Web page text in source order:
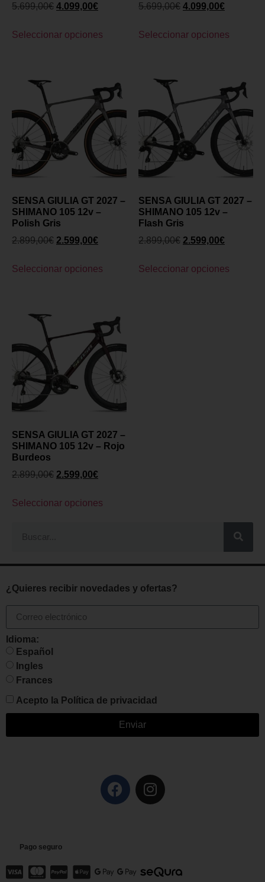
5.699,00€ 4.099,00€
Seleccionar opciones
5.699,00€ 4.099,00€
Seleccionar opciones
SENSA GIULIA GT 2027 –
SHIMANO 105 12v –
Polish Gris
2.899,00€ 2.599,00€
Seleccionar opciones
SENSA GIULIA GT 2027 –
SHIMANO 105 12v –
Flash Gris
2.899,00€ 2.599,00€
Seleccionar opciones
SENSA GIULIA GT 2027 –
SHIMANO 105 12v – Rojo
Burdeos
2.899,00€ 2.599,00€
Seleccionar opciones
¿Quieres recibir novedades y ofertas?
Idioma:
Español
Ingles
Frances
Acepto la Política de privacidad
Enviar
Pago seguro